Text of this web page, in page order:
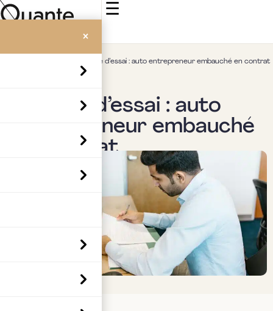
☰
×
Période d’essai : auto entrepreneur embauché en contrat
Période d’essai : auto
entrepreneur embauché
en contrat